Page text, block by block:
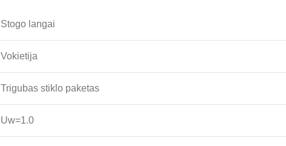
Stogo langai
Vokietija
Trigubas stiklo paketas
Uw=1.0